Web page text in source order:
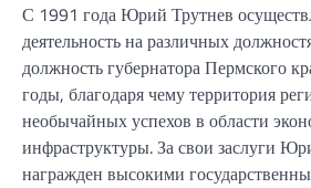
С 1991 года Юрий Трутнев
деятельность на различных
должность губернатора Пермского
годы, благодаря чему территория
необычайных успехов в области
инфраструктуры. За свои заслуги
награжден высокими